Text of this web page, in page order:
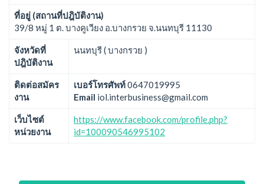
ที่อยู่ (สถานที่ปฎิบัติงาน)
39/8 หมู่ 1 ต. บางคูเวียง อ.บางกรวย จ.นนทบุรี 11130
จังหวัดที่
ปฎิบัติงาน
นนทบุรี ( บางกรวย )
ติดต่อสมัคร
งาน
เบอร์โทรศัพท์0647019995
Email iol.interbusiness@gmail.com
เว็บไซต์
หน่วยงาน
https://www.facebook.com/profile.php?
id=100090546995102